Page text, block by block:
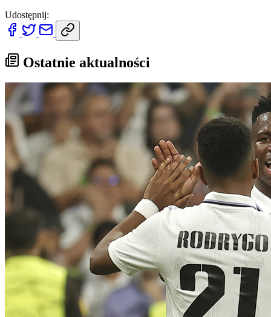
Udostępnij:
Ostatnie aktualności